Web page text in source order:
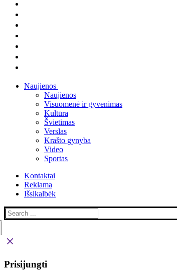
Naujienos
Naujienos
Visuomenė ir gyvenimas
Kultūra
Švietimas
Verslas
Krašto gynyba
Video
Sportas
Kontaktai
Reklama
Išsikalbėk
Prisijungti